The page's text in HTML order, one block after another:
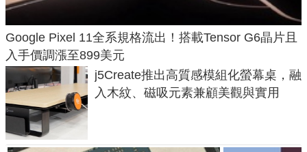
Google Pixel 11全系規格流出！搭載Tensor G6晶片且
入手價調漲至899美元
j5Create推出高質感模組化螢幕桌，融
入木紋、磁吸元素兼顧美觀與實用